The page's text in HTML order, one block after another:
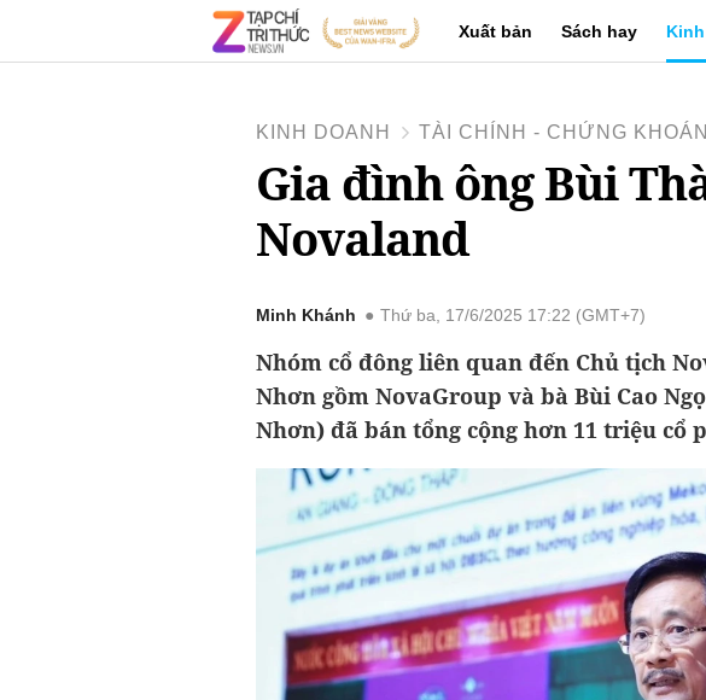
Xuất bản Sách hay
KINH DOANH TÀI CHÍNH - CHỨNG KHOÁN
Gia đình ông Bùi
Novaland
Minh Khánh Thứ ba, 17/6/2025 17:22 (GMT+7)
Nhóm cổ đông liên quan đến Chủ tịch
Nhơn gồm NovaGroup và bà Bùi Cao
Nhơn) đã bán tổng cộng hơn 11 triệu cổ